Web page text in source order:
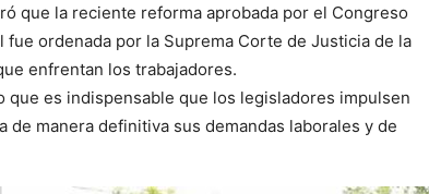
que la reciente reforma aprobada por el Congreso
fue ordenada por la Suprema Corte de Justicia de la
enfrentan los trabajadores.
es indispensable que los legisladores impulsen
manera definitiva sus demandas laborales y de